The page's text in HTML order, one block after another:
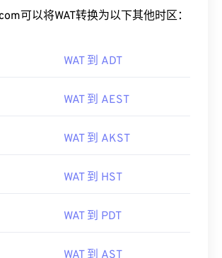
为其他时区
WAT 到 ADT
WAT 到 AEST
WAT 到 AKST
WAT 到 HST
WAT 到 PDT